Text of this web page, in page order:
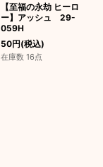
【至福の永劫 ヒーロ
ー】アッシュ 29-
059H
50円(税込)
在庫数 16点